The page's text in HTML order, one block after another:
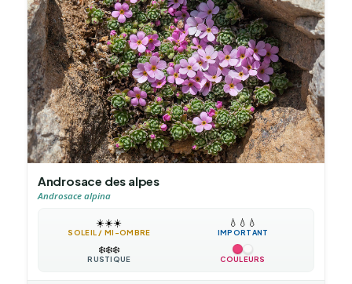
Androsace des alpes
Androsace alpina
☀️☀️☀️
SOLEIL / MI-OMBRE
💧 💧 💧
IMPORTANT
❄️❄️❄️
RUSTIQUE COULEURS